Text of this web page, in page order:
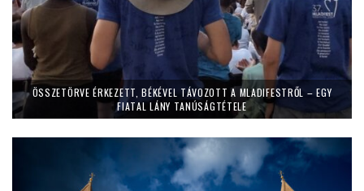
ÖSSZETÖRVE ÉRKEZETT, BÉKÉVEL TÁVOZOTT A MLADIFESTRŐL – EGY
FIATAL LÁNY TANÚSÁGTÉTELE